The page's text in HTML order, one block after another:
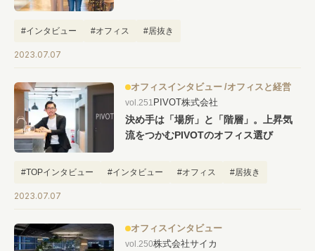
#フリーアドレス #ブランディング
#インタビュー #オフィス #居抜き
2023.07.07
オフィスインタビュー オフィスと経営
vol.251 PIVOT株式会社
決め手は「場所」と「階層」。上昇気
流をつかむPIVOTのオフィス選び
#TOPインタビュー #インタビュー #オフィス #居抜き
2023.07.07
オフィスインタビュー
vol.250株式会社サイカ